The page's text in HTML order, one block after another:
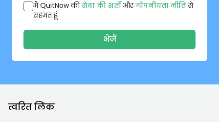
मैं QuitNow कीसेवा की शर्तोंऔरगोपनीयता नीतिसे
सहमत हूं
भेजें
त्वरित लिंक